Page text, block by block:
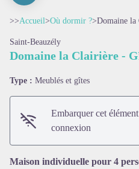
>>Accueil>Où dormir ?>Domaine
Saint-Beauzély
Domaine la Clairière -
Type : Meublés et gîtes
Embarquer cet
connexion
Maison individuelle pour 4